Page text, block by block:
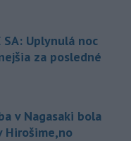
SA: Uplynulá noc
za posledné
v Nagasaki bola
Hirošime,no